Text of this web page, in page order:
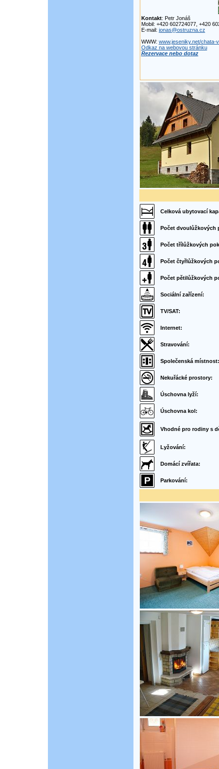
Kontakt: Petr Jonáš
Mobil: +420 602724077, +420
E-mail: jonas@ostruzna.cz
WWW: www.jeseniky.net/chata-
Odkaz na webovou stránku
Rezervace nebo dotaz
Celková ubytovací
Počet dvoulůžkových
Počet třílůžkových
Počet čtyřlůžkových
Počet pětilůžkových
Sociální zařízení:
TV/SAT:
Internet:
Stravování:
Společenská místnost:
Nekuřácké prostory:
Úschovna lyží:
Úschovna kol:
Vhodné pro rodiny s
Lyžování:
Domácí zvířata:
Parkování: